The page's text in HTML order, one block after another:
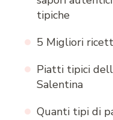
tipiche
5 Migliori
Piatti tipici
Salentina
Quanti tipi di